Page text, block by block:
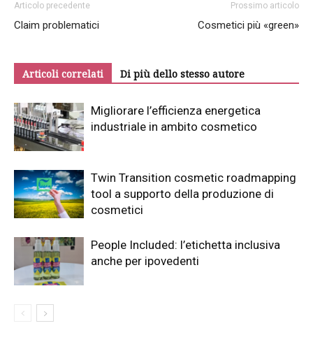
Articolo precedente
Claim problematici
Prossimo articolo
Cosmetici più «green»
Articoli correlati Di più dello stesso autore
Migliorare l’efficienza energetica
industriale in ambito cosmetico
Twin Transition cosmetic roadmapping
tool a supporto della produzione di
cosmetici
People Included: l’etichetta inclusiva
anche per ipovedenti